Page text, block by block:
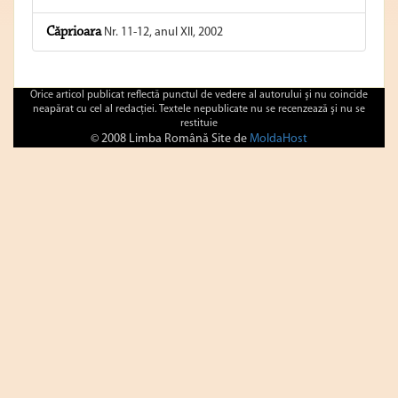
CăprioaraNr. 11-12, anul XII, 2002
Orice articol publicat reflectă punctul de vedere al autorului şi nu coincide
neapărat cu cel al redacţiei. Textele nepublicate nu se recenzează şi nu se
restituie
© 2008 Limba Română Site de MoldaHost